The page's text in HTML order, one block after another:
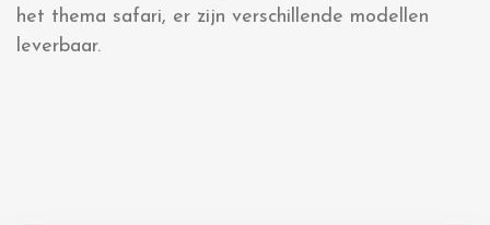
het thema safari, er zijn verschillende modellen
leverbaar.